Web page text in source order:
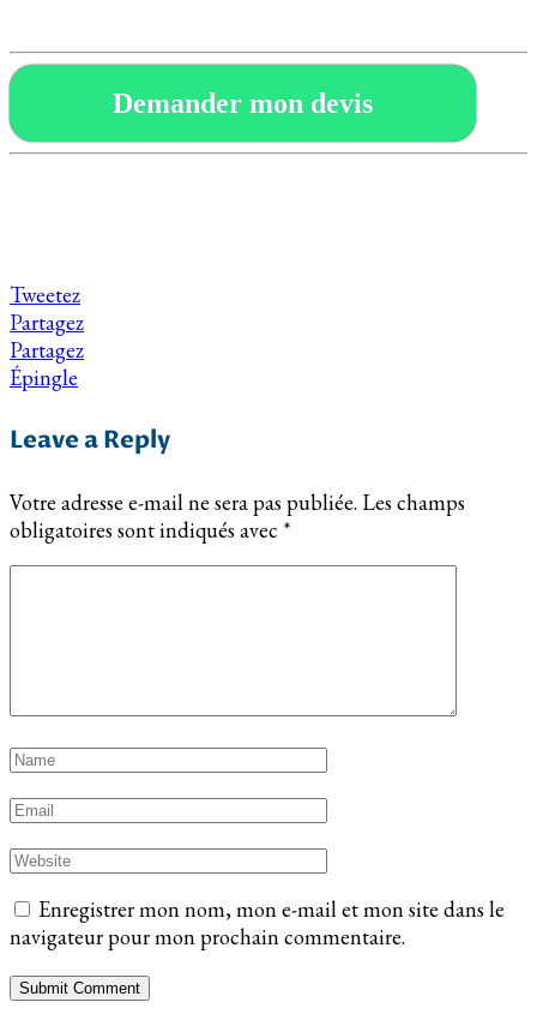
Demander mon devis
Tweetez
Partagez
Partagez
Épingle
Leave a Reply
Votre adresse e-mail ne sera pas publiée. Les champs
obligatoires sont indiqués avec *
Enregistrer mon nom, mon e-mail et mon site dans le
navigateur pour mon prochain commentaire.